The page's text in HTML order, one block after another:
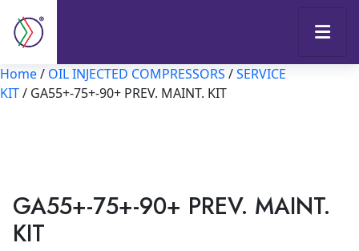
Home/ OIL INJECTED COMPRESSORS /SERVICE
KIT/ GA55+-75+-90+ PREV. MAINT. KIT
GA55+-75+-90+ PREV. MAINT.
KIT